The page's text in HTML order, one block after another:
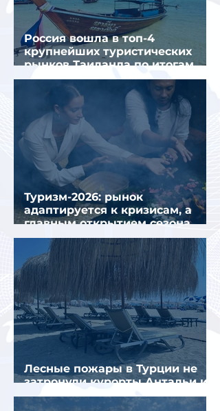
Россия вошла в топ-4
крупнейших туристических
рынков Таиланда по итогам
семи месяцев 2026 года
Туризм-2026: рынок
адаптируется к кризисам, а
главным открытием сезона
стал Вьетнам
Лесные пожары в Турции не
затронули курорты Антальи и
Муглы